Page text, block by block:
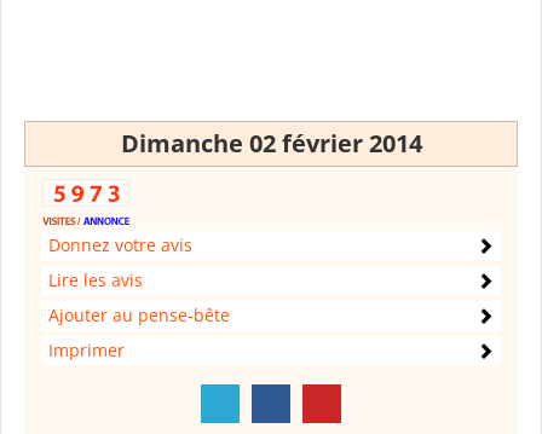
Dimanche 02 février 2014
Donnez votre avis
Lire les avis
Ajouter au pense-bête
Imprimer